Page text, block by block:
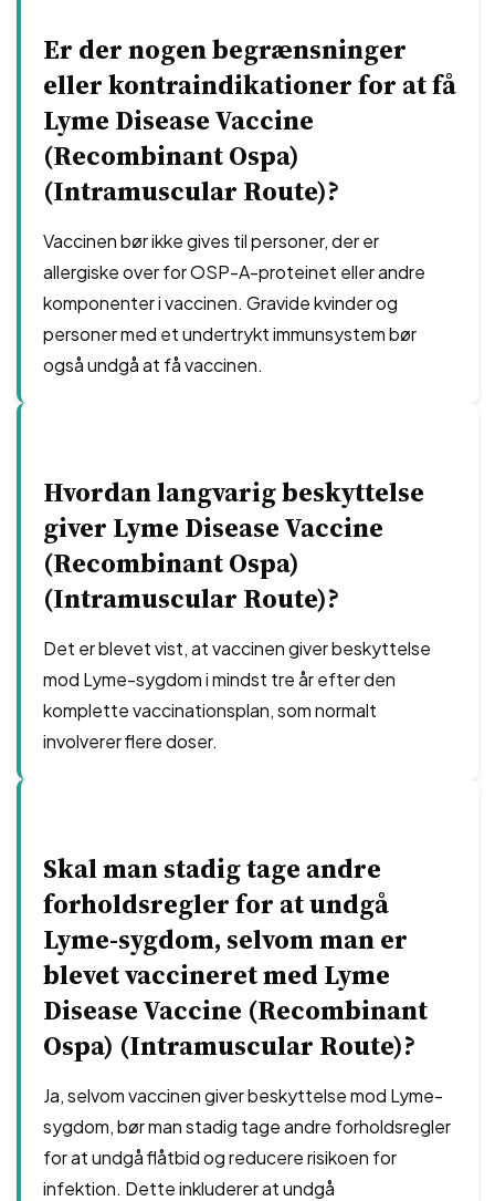
Er der nogen begrænsninger
eller kontraindikationer for at få
Lyme Disease Vaccine
(Recombinant Ospa)
(Intramuscular Route)?
Vaccinen bør ikke gives til personer, der er
allergiske over for OSP-A-proteinet eller andre
komponenter i vaccinen. Gravide kvinder og
personer med et undertrykt immunsystem bør
også undgå at få vaccinen.
Hvordan langvarig beskyttelse
giver Lyme Disease Vaccine
(Recombinant Ospa)
(Intramuscular Route)?
Det er blevet vist, at vaccinen giver beskyttelse
mod Lyme-sygdom i mindst tre år efter den
komplette vaccinationsplan, som normalt
involverer flere doser.
Skal man stadig tage andre
forholdsregler for at undgå
Lyme-sygdom, selvom man er
blevet vaccineret med Lyme
Disease Vaccine (Recombinant
Ospa) (Intramuscular Route)?
Ja, selvom vaccinen giver beskyttelse mod Lyme-
sygdom, bør man stadig tage andre forholdsregler
for at undgå flåtbid og reducere risikoen for
infektion. Dette inkluderer at undgå